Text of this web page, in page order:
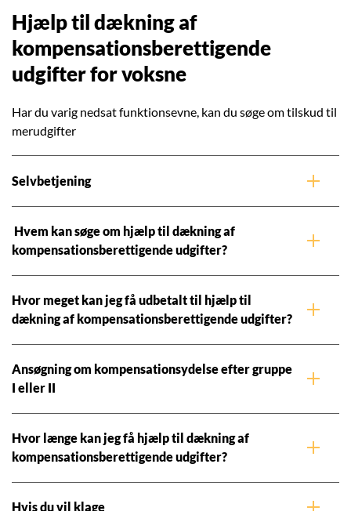
Hjælp til dækning af
kompensationsberettigende
udgifter for voksne
Har du varig nedsat funktionsevne, kan du søge om tilskud til
merudgifter
Selvbetjening
Hvem kan søge om hjælp til dækning af
kompensationsberettigende udgifter?
Hvor meget kan jeg få udbetalt til hjælp til
dækning af kompensationsberettigende udgifter?
Ansøgning om kompensationsydelse efter gruppe
I eller II
Hvor længe kan jeg få hjælp til dækning af
kompensationsberettigende udgifter?
Hvis du vil klage